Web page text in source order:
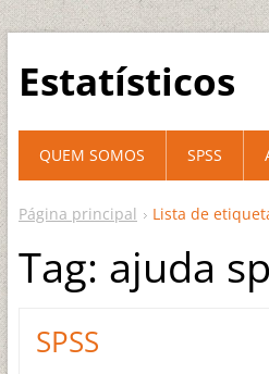
Estatísticos
Página principal Lista de
Tag: ajuda
SPSS
QUEM SOMOS SPSS